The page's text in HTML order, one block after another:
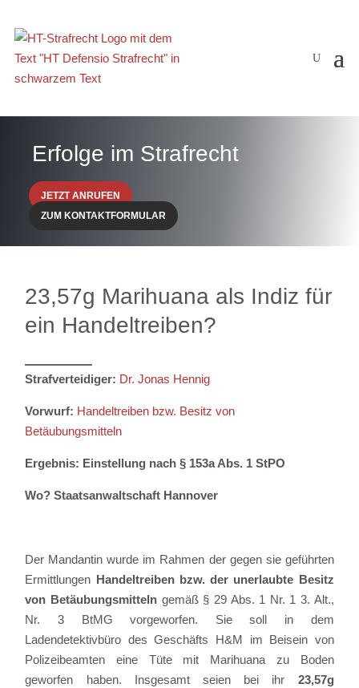
Erfolge im Strafrecht
JETZT ANRUFEN
ZUM KONTAKTFORMULAR
23,57g Marihuana als Indiz für
ein Handeltreiben?
Strafverteidiger: Dr. Jonas Hennig
Vorwurf: Handeltreiben bzw. Besitz von
Betäubungsmitteln
Ergebnis: Einstellung nach § 153a Abs. 1 StPO
Wo? Staatsanwaltschaft Hannover
Der Mandantin wurde im Rahmen der gegen sie geführten
Ermittlungen Handeltreiben bzw. der unerlaubte Besitz
von Betäubungsmitteln gemäß § 29 Abs. 1 Nr. 1 3. Alt.,
Nr. 3 BtMG vorgeworfen. Sie soll in dem
Ladendetektivbüro des Geschäfts H&M im Beisein von
Polizeibeamten eine Tüte mit Marihuana zu Boden
geworfen haben. Insgesamt seien bei ihr 23,57g